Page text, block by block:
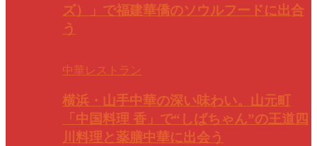
ズ）」で福建華僑のソウルフードに出合
う
中華レストラン
横浜・山手中華の深い味わい。山元町
「中国料理 香」で“しばちゃん”の王道四
川料理と薬膳中華に出会う